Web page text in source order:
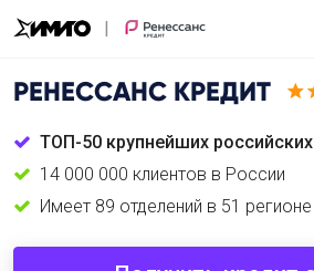
РЕНЕССАНС КРЕДИТ
ТОП-50 крупнейших
14 000 000 клиентов в России
Имеет 89 отделений в 51